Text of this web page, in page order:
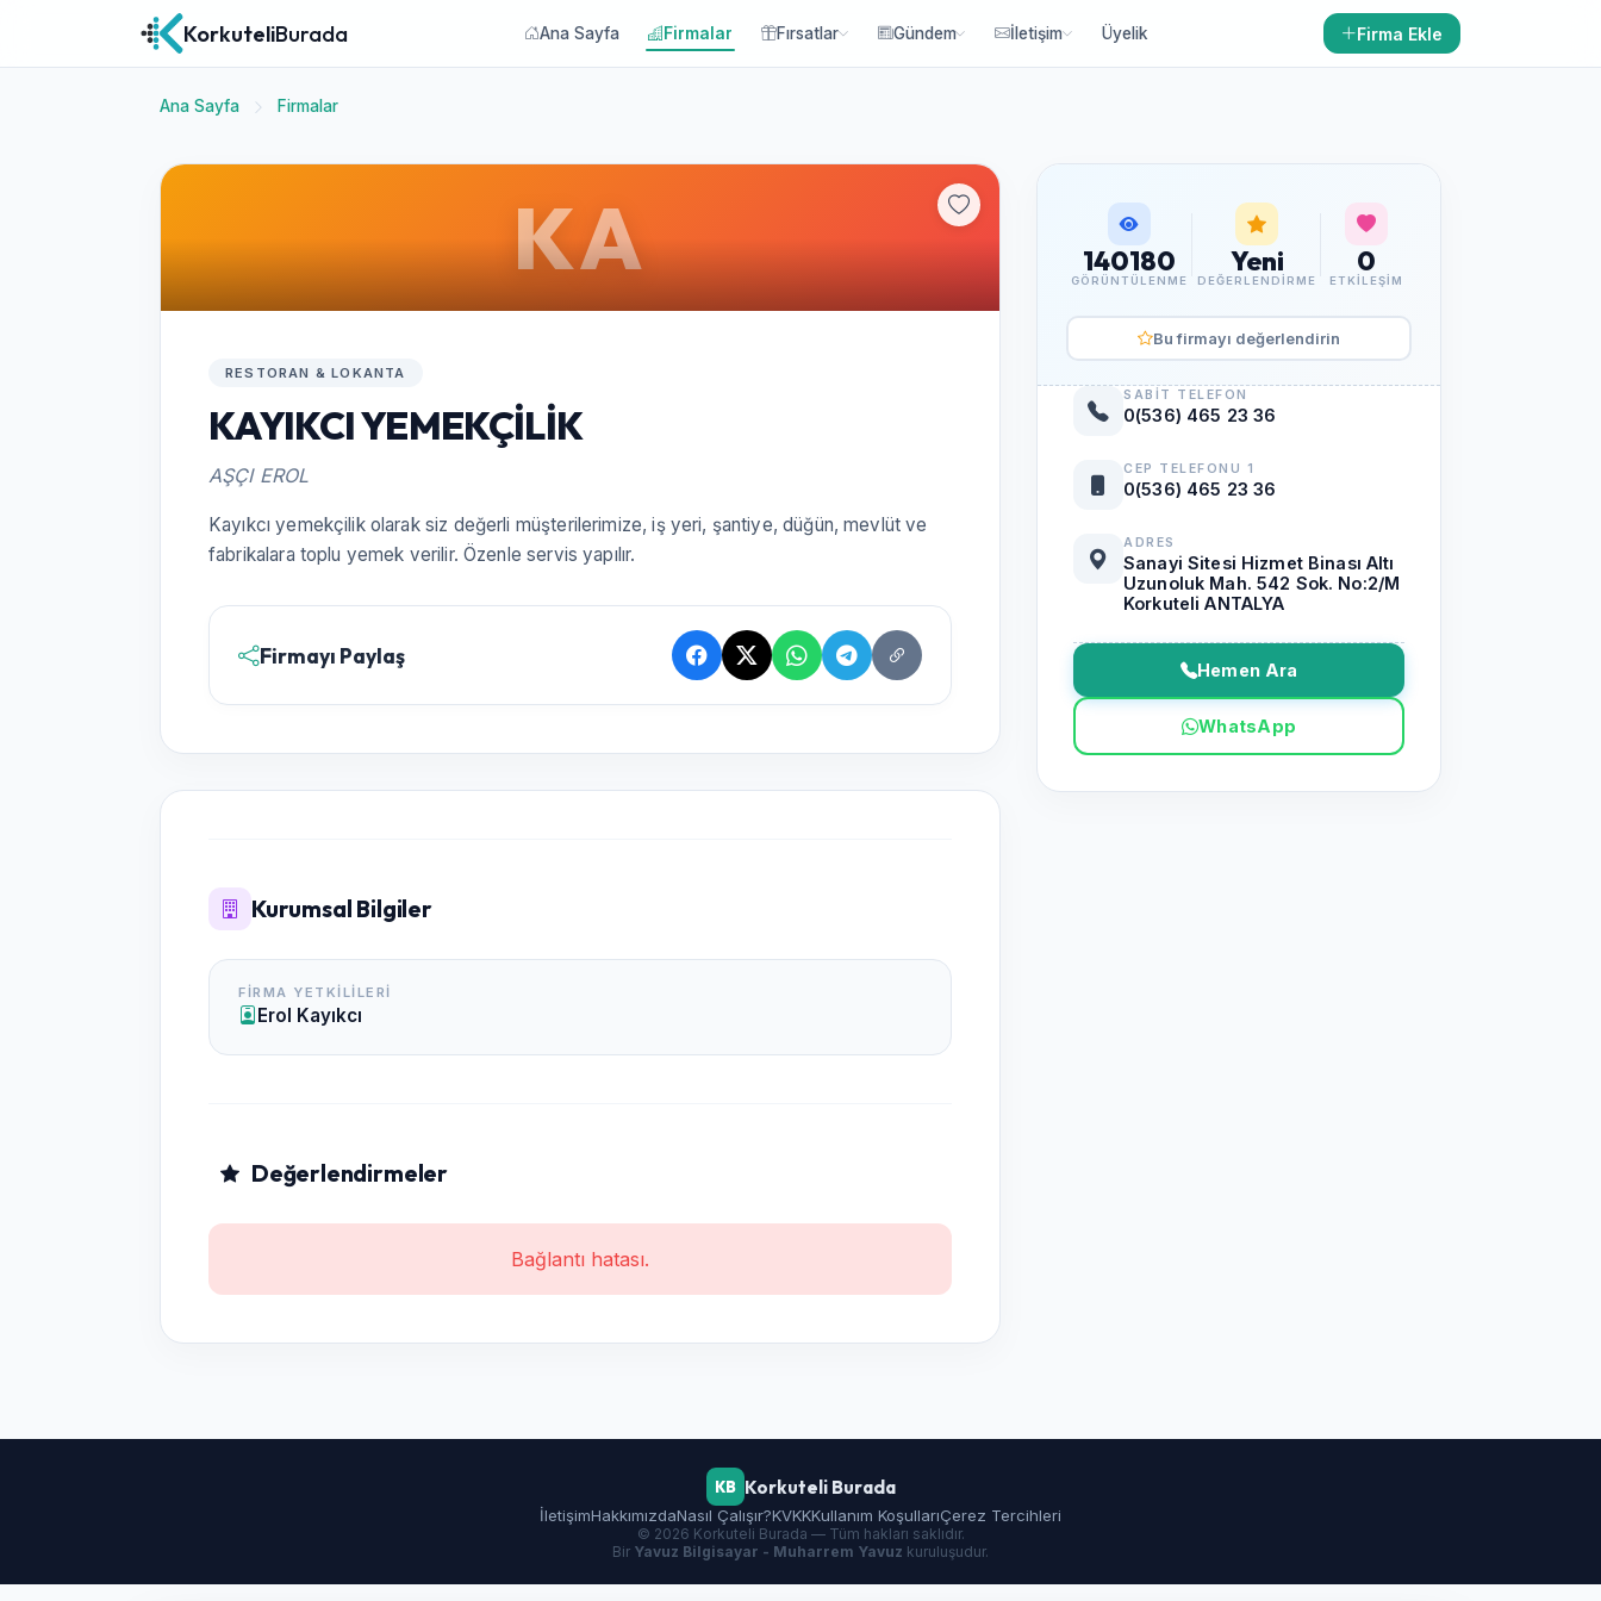
KorkuteliBurada Ana Sayfa Firmalar Fırsatlar Gündem İletişim Üyelik Firma Ekle
Ana Sayfa Firmalar
KA
RESTORAN & LOKANTA
KAYIKCI YEMEKÇİLİK
AŞÇI EROL
Kayıkcı yemekçilik olarak siz değerli müşterilerimize, iş yeri, şantiye, düğün, mevlüt ve
fabrikalara toplu yemek verilir. Özenle servis yapılır.
Firmayı Paylaş
Kurumsal Bilgiler
FIRMA YETKILILERI
Erol Kayıkcı
Değerlendirmeler
Bağlantı hatası.
140180
GÖRÜNTÜLENME
Yeni
DEĞERLENDIRME
0
ETKILEŞIM
Bu firmayı değerlendirin
SABIT TELEFON
0(536) 465 23 36
CEP TELEFONU 1
0(536) 465 23 36
ADRES
Sanayi Sitesi Hizmet Binası Altı
Uzunoluk Mah. 542 Sok. No:2/M
Korkuteli ANTALYA
Hemen Ara
WhatsApp
KB Korkuteli Burada
İletişimHakkımızdaNasıl Çalışır?KVKKKullanım KoşullarıÇerez Tercihleri
© 2026 Korkuteli Burada — Tüm hakları saklıdır.
Bir Yavuz Bilgisayar - Muharrem Yavuz kuruluşudur.